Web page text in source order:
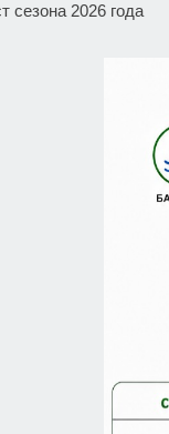
сезона 2026 года